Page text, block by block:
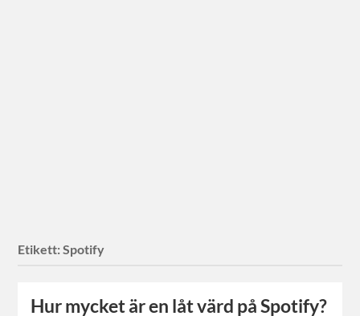
Etikett:Spotify
Hur mycket är en låt värd på Spotify?